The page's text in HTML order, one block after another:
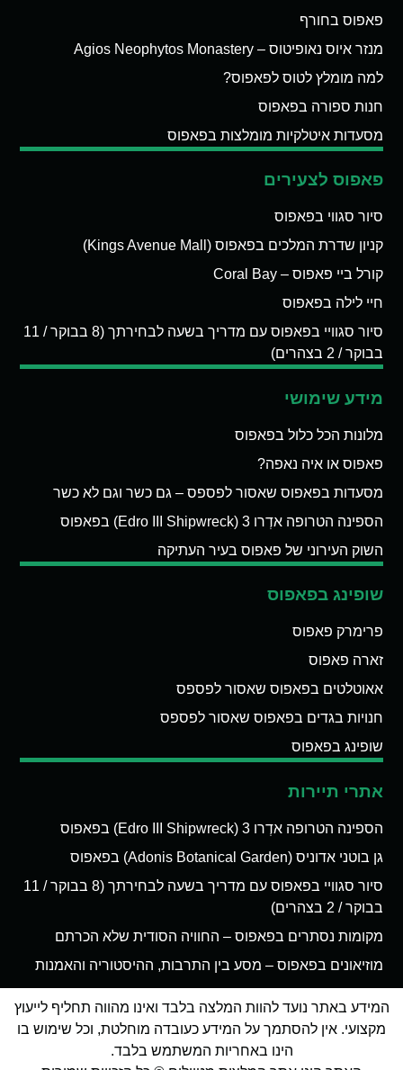
פאפוס בחורף
מנזר איוס נאופיטוס – Agios Neophytos Monastery
למה מומלץ לטוס לפאפוס?
חנות ספורה בפאפוס
מסעדות איטלקיות מומלצות בפאפוס
פאפוס לצעירים
סיור סגווי בפאפוס
קניון שדרת המלכים בפאפוס (Kings Avenue Mall)
קורל ביי פאפוס – Coral Bay
חיי לילה בפאפוס
סיור סגוויי בפאפוס עם מדריך בשעה לבחירתך (8 בבוקר / 11
בבוקר / 2 בצהרים)
מידע שימושי
מלונות הכל כלול בפאפוס
פאפוס או איה נאפה?
מסעדות בפאפוס שאסור לפספס – גם כשר וגם לא כשר
הספינה הטרופה אדְרו 3 (Edro III Shipwreck) בפאפוס
השוק העירוני של פאפוס בעיר העתיקה
שופינג בפאפוס
פרימרק פאפוס
זארה פאפוס
אאוטלטים בפאפוס שאסור לפספס
חנויות בגדים בפאפוס שאסור לפספס
שופינג בפאפוס
אתרי תיירות
הספינה הטרופה אדְרו 3 (Edro III Shipwreck) בפאפוס
גן בוטני אדוניס (Adonis Botanical Garden) בפאפוס
סיור סגוויי בפאפוס עם מדריך בשעה לבחירתך (8 בבוקר / 11
בבוקר / 2 בצהרים)
מקומות נסתרים בפאפוס – החוויה הסודית שלא הכרתם
מוזיאונים בפאפוס – מסע בין התרבות, ההיסטוריה והאמנות
המידע באתר נועד להוות המלצה בלבד ואינו מהווה תחליף לייעוץ
מקצועי. אין להסתמך על המידע כעובדה מוחלטת, וכל שימוש בו
הינו באחריות המשתמש בלבד.